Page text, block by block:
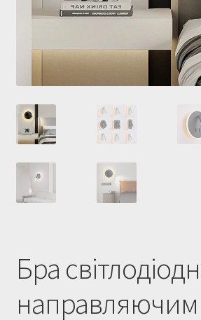
Магазин
Політика повернення
Розрахунок та доставка
Усi люстри
Бра
направляючим